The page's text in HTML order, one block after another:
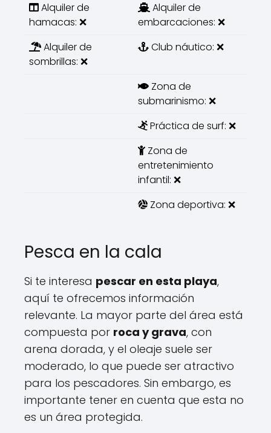
Alquiler de
hamacas: ❌
Alquiler de
embarcaciones: ❌
Alquiler de
sombrillas: ❌
Club náutico: ❌
Zona de
submarinismo: ❌
Práctica de surf: ❌
Zona de
entretenimiento
infantil: ❌
Zona deportiva: ❌
Pesca en la cala
Si te interesa pescar en esta playa,
aquí te ofrecemos información
relevante. La mayor parte del área está
compuesta por roca y grava, con
arena dorada, y el oleaje suele ser
moderado, lo que puede ser atractivo
para los pescadores. Sin embargo, es
importante tener en cuenta que esta no
es un área protegida.